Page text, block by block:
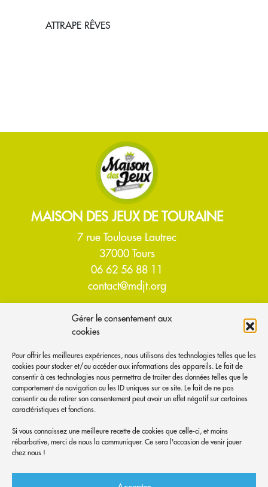
Gérer le consentement aux
cookies
Pour offrir les meilleures expériences, nous utilisons des technologies telles que les
cookies pour stocker et/ou accéder aux informations des appareils. Le fait de
consentir à ces technologies nous permettra de traiter des données telles que le
comportement de navigation ou les ID uniques sur ce site. Le fait de ne pas
consentir ou de retirer son consentement peut avoir un effet négatif sur certaines
caractéristiques et fonctions.
Si vous connaissez une meilleure recette de cookies que celle-ci, et moins
rébarbative, merci de nous la communiquer. Ce sera l'occasion de venir jouer
chez nous !
ATTRAPE RÊVES
MAISON DES JEUX DE TOURAINE
7 rue Toulouse Lautrec
37000 Tours
06 62 56 88 11
contact@mdjt.org
À PROPOS
qui-sommes nous ?
venir nous voir
les jeux disponibles
adhérer
NOUS CONTACTER